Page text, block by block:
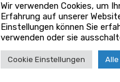
Wir verwenden Cookies, um
Erfahrung auf unserer
Einstellungen können Sie
verwenden oder sie
Cookie Einstellungen